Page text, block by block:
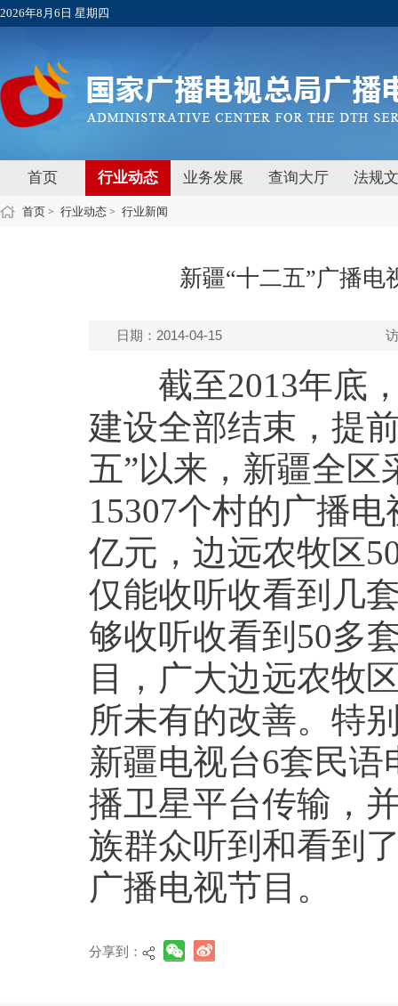
2026年8月6日 星期四
首页 行业动态 业务发展 查询大厅 法规
首页 > 行业动态 > 行业新闻
新疆“十二五”广播
日期：2014-04-15
截至2013年底，
建设全部结束，
五”以来，新疆全
15307个村的广播
亿元，边远农牧区
仅能收听收看到几
够收听收看到50多
目，广大边远农牧
所未有的改善。特
新疆电视台6套民
播卫星平台传输，
族群众听到和看到
广播电视节目。
分享到：